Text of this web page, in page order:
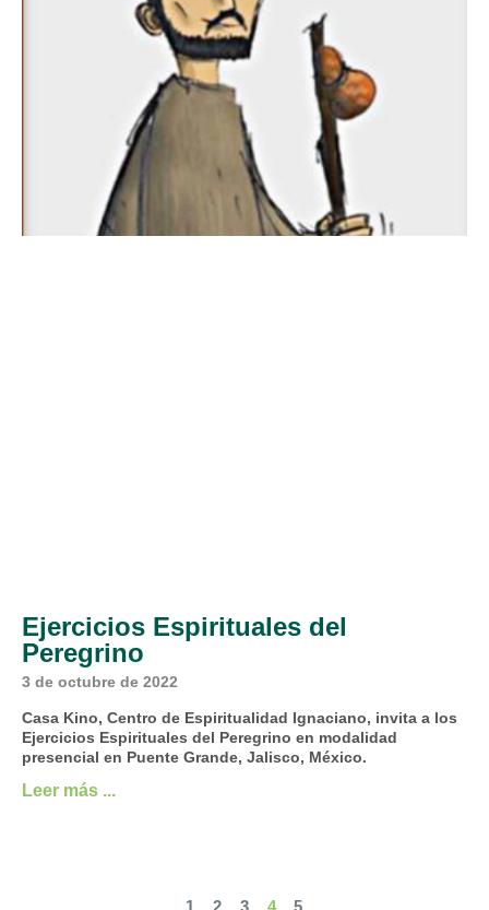
Ejercicios Espirituales del
Peregrino
3 de octubre de 2022
Casa Kino, Centro de Espiritualidad Ignaciano, invita a los
Ejercicios Espirituales del Peregrino en modalidad
presencial en Puente Grande, Jalisco, México.
Leer más ...